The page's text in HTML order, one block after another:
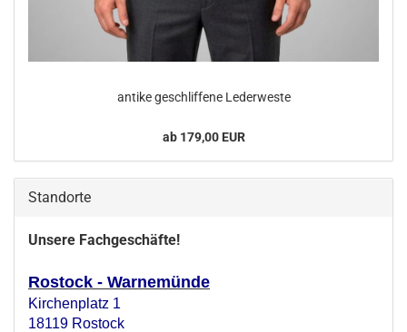
an­ti­ke ge­schlif­fe­ne Le­der­wes­te
ab 179,00 EUR
Standorte
Unsere Fachgeschäfte!
Rostock - Warnemünde
Kirchenplatz 1
18119 Rostock